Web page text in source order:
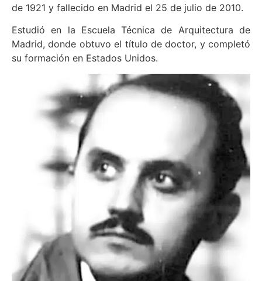
de 1921 y fallecido en Madrid el 25 de julio de 2010.
Estudió en la Escuela Técnica de Arquitectura de
Madrid, donde obtuvo el título de doctor, y completó
su formación en Estados Unidos.